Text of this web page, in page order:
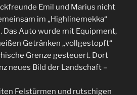
Emil und Marius nicht
im „Highlinemekka“
Das Auto wurde mit Equipment,
Getränken „vollgestopft“
Grenze gesteuert. Dort
neues Bild der Landschaft –
Felstürmen und rutschigen